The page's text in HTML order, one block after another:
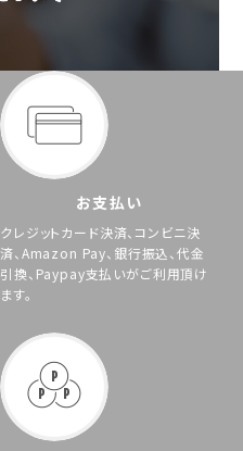
お支払い
クレジットカード決済、コンビニ決
済、Amazon Pay、銀行振込、代金
引換、Paypay支払いがご利用頂け
ます。